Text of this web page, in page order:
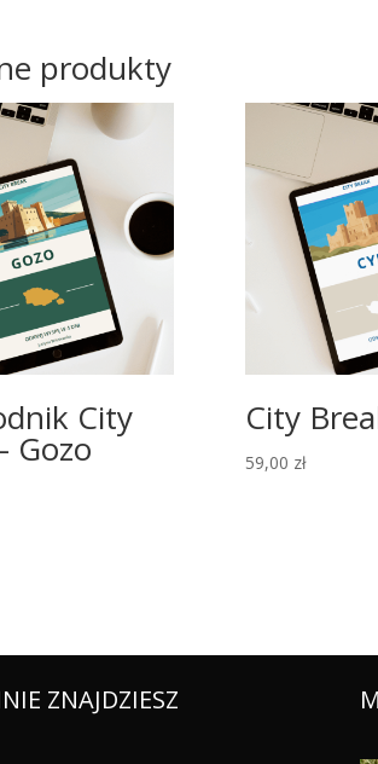
produkty
City
Gozo
City
59,00 zł
ZNAJDZIESZ